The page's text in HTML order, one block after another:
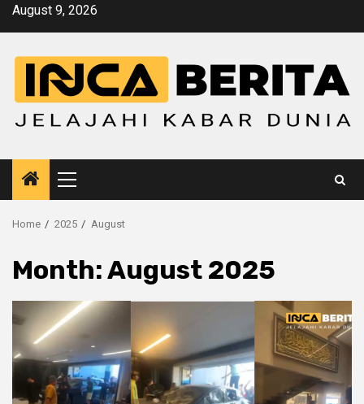
SkipAugust 9, 2026
Primary
Menu
Home 2025 August
Month:August 2025